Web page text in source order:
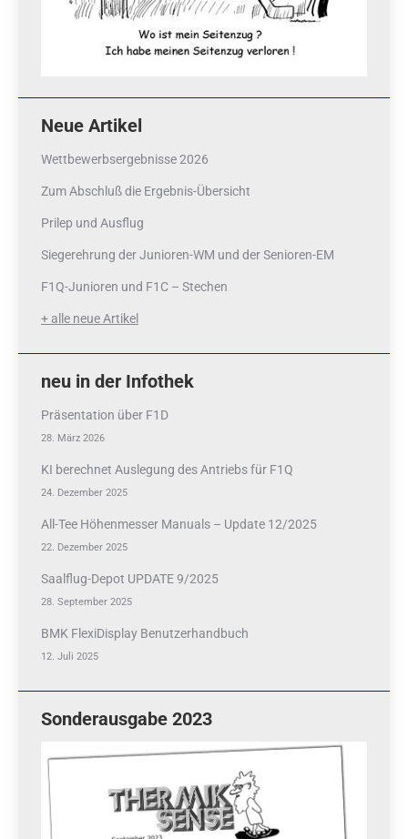
Neue Artikel
Wettbewerbsergebnisse 2026
Zum Abschluß die Ergebnis-Übersicht
Prilep und Ausflug
Siegerehrung der Junioren-WM und der Senioren-EM
F1Q-Junioren und F1C – Stechen
+ alle neue Artikel
neu in der Infothek
Präsentation über F1D
28. März 2026
KI berechnet Auslegung des Antriebs für F1Q
24. Dezember 2025
All-Tee Höhenmesser Manuals – Update 12/2025
22. Dezember 2025
Saalflug-Depot UPDATE 9/2025
28. September 2025
BMK FlexiDisplay Benutzerhandbuch
12. Juli 2025
Sonderausgabe 2023